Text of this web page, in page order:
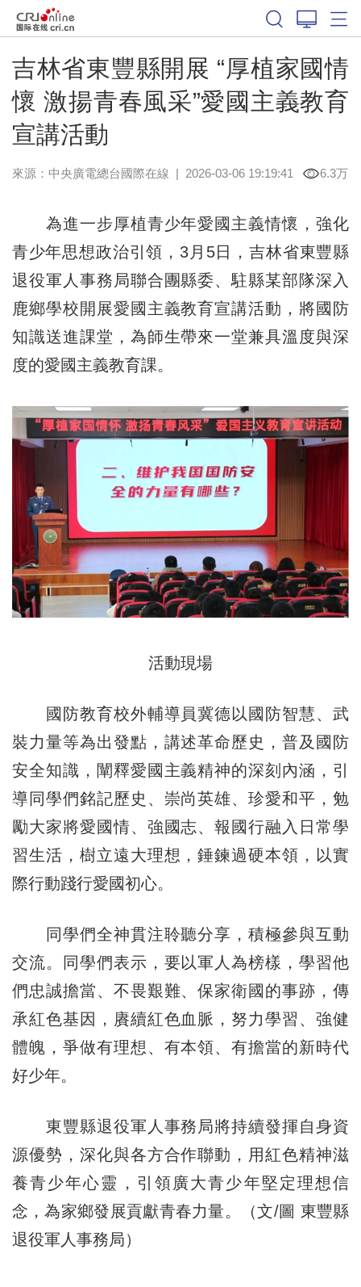
吉林省東豐縣開展 “厚植家國情
懷 激揚青春風采”愛國主義教育
宣講活動
來源：中央廣電總台國際在線 | 2026-03-06 19:19:41 6.3万
為進一步厚植青少年愛國主義情懷，強化
青少年思想政治引領，3月5日，吉林省東豐縣
退役軍人事務局聯合團縣委、駐縣某部隊深入
鹿鄉學校開展愛國主義教育宣講活動，將國防
知識送進課堂，為師生帶來一堂兼具溫度與深
度的愛國主義教育課。
活動現場
國防教育校外輔導員冀德以國防智慧、武
裝力量等為出發點，講述革命歷史，普及國防
安全知識，闡釋愛國主義精神的深刻內涵，引
導同學們銘記歷史、崇尚英雄、珍愛和平，勉
勵大家將愛國情、強國志、報國行融入日常學
習生活，樹立遠大理想，錘鍊過硬本領，以實
際行動踐行愛國初心。
同學們全神貫注聆聽分享，積極參與互動
交流。同學們表示，要以軍人為榜樣，學習他
們忠誠擔當、不畏艱難、保家衛國的事跡，傳
承紅色基因，賡續紅色血脈，努力學習、強健
體魄，爭做有理想、有本領、有擔當的新時代
好少年。
東豐縣退役軍人事務局將持續發揮自身資
源優勢，深化與各方合作聯動，用紅色精神滋
養青少年心靈，引領廣大青少年堅定理想信
念，為家鄉發展貢獻青春力量。（文/圖 東豐縣
退役軍人事務局）